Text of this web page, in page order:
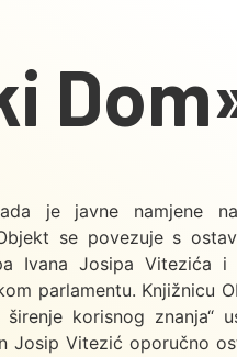
je javne namjene
se povezuje s
Ivana Josipa Vitezića i
parlamentu. Knjižnicu
korisnog znanja“
Josip Vitezić oporučno